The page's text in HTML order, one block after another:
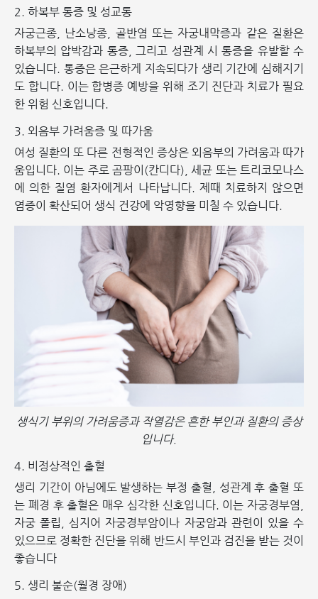
2. 하복부 통증 및 성교통
자궁근종, 난소낭종, 골반염 또는 자궁내막증과 같은 질환은
하복부의 압박감과 통증, 그리고 성관계 시 통증을 유발할 수
있습니다. 통증은 은근하게 지속되다가 생리 기간에 심해지기
도 합니다. 이는 합병증 예방을 위해 조기 진단과 치료가 필요
한 위험 신호입니다.
3. 외음부 가려움증 및 따가움
여성 질환의 또 다른 전형적인 증상은 외음부의 가려움과 따가
움입니다. 이는 주로 곰팡이(칸디다), 세균 또는 트리코모나스
에 의한 질염 환자에게서 나타납니다. 제때 치료하지 않으면
염증이 확산되어 생식 건강에 악영향을 미칠 수 있습니다.
생식기 부위의 가려움증과 작열감은 흔한 부인과 질환의 증상
입니다.
4. 비정상적인 출혈
생리 기간이 아님에도 발생하는 부정 출혈, 성관계 후 출혈 또
는 폐경 후 출혈은 매우 심각한 신호입니다. 이는 자궁경부염,
자궁 폴립, 심지어 자궁경부암이나 자궁암과 관련이 있을 수
있으므로 정확한 진단을 위해 반드시 부인과 검진을 받는 것이
좋습니다
5. 생리 불순(월경 장애)